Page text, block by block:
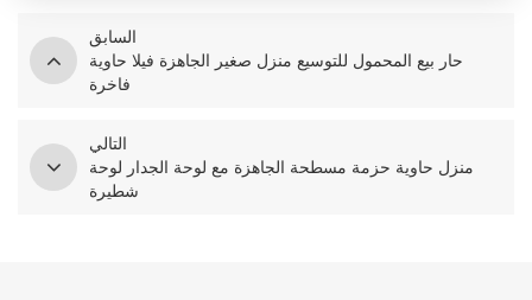
السابق
حار بيع المحمول للتوسيع منزل صغير الجاهزة فيلا حاوية
فاخرة
التالي
منزل حاوية حزمة مسطحة الجاهزة مع لوحة الجدار لوحة
شطيرة